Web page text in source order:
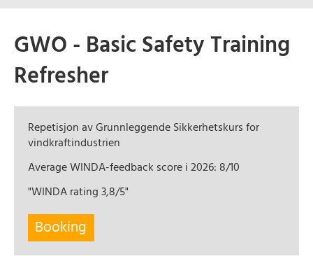
GWO - Basic Safety Training
Refresher
Repetisjon av Grunnleggende Sikkerhetskurs for
vindkraftindustrien
Average WINDA-feedback score i 2026: 8/10
"WINDA rating 3,8/5"
Booking